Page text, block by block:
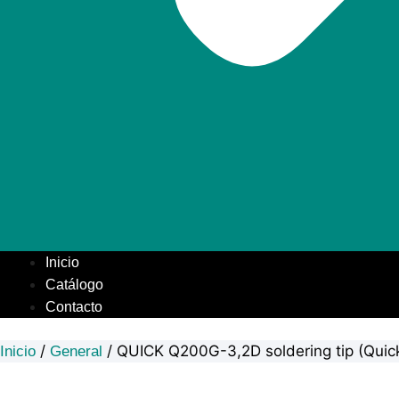
Inicio
Catálogo
Contacto
Inicio / General / QUICK Q200G-3,2D soldering tip